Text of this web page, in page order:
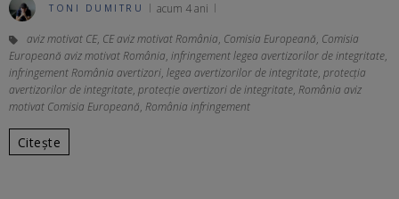
TONI DUMITRU acum 4 ani
aviz motivat CE, CE aviz motivat România, Comisia Europeană, Comisia
Europeană aviz motivat România, infringement legea avertizorilor de integritate,
infringement România avertizori, legea avertizorilor de integritate, protecția
avertizorilor de integritate, protecție avertizori de integritate, România aviz
motivat Comisia Europeană, România infringement
Citește